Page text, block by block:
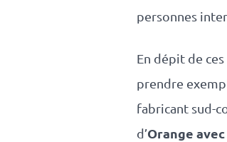
personnes
En dépit de
prendre
fabricant sud-
d’Orange avec